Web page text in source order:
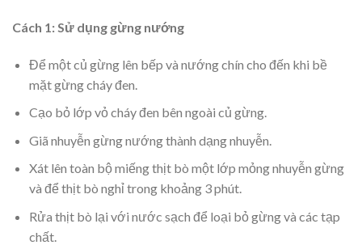
Cách 1: Sử dụng gừng nướng
Để một củ gừng lên bếp và nướng chín cho đến khi bề
mặt gừng cháy đen.
Cạo bỏ lớp vỏ cháy đen bên ngoài củ gừng.
Giã nhuyễn gừng nướng thành dạng nhuyễn.
Xát lên toàn bộ miếng thịt bò một lớp mỏng nhuyễn gừng
và để thịt bò nghỉ trong khoảng 3 phút.
Rửa thịt bò lại với nước sạch để loại bỏ gừng và các tạp
chất.